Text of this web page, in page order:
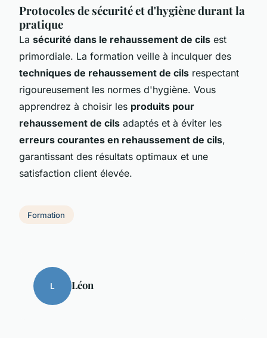
Protocoles de sécurité et d'hygiène durant la
pratique
La sécurité dans le rehaussement de cils est
primordiale. La formation veille à inculquer des
techniques de rehaussement de cils respectant
rigoureusement les normes d'hygiène. Vous
apprendrez à choisir les produits pour
rehaussement de cils adaptés et à éviter les
erreurs courantes en rehaussement de cils,
garantissant des résultats optimaux et une
satisfaction client élevée.
Formation
L Léon